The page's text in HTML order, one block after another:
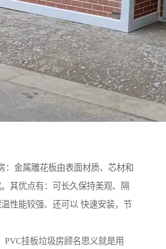
：金属雕花板由表面材质、芯材和
其优点有：可长久保持美观、隔
性能较强、还可以 快速安装，节
PVC挂板垃圾房顾名思义就是用